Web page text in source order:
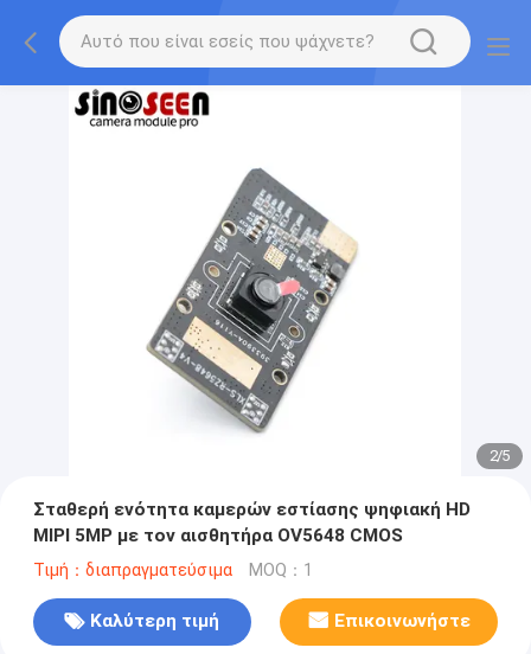
2/5
Σταθερή ενότητα καμερών εστίασης ψηφιακή HD
MIPI 5MP με τον αισθητήρα OV5648 CMOS
Τιμή：διαπραγματεύσιμα MOQ：1
Καλύτερη τιμή Επικοινωνήστε